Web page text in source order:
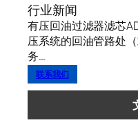
行业新闻
有压回油过滤器滤芯
压系统的回油管路处
务…
联系我们